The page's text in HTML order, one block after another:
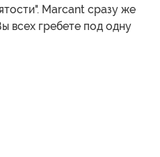
Marcant сразу же
всех гребете под одну